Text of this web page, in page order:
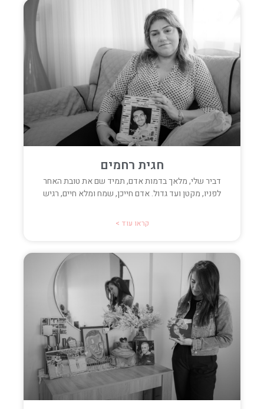
חגית רחמים
דביר שלי, מלאך בדמות אדם, תמיד שם את טובת האחר
לפניו, מקטן ועד גדול. אדם חייכן, שמח ומלא חיים, רגיש
קראו עוד >